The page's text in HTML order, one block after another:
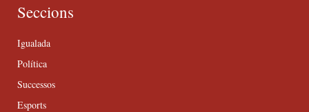
Seccions
Igualada
Política
Successos
Esports